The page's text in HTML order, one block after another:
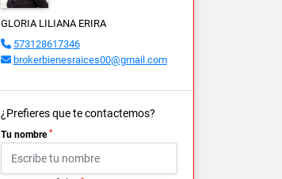
GLORIA LILIANA ERIRA
573128617346
brokerbienesraices00@gmail.com
¿Prefieres que te contactemos?
Tu nombre *